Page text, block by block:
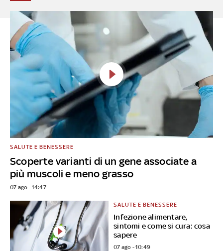
Scoperte varianti di un gene associate a
più muscoli e meno grasso
SALUTE E BENESSERE
07 ago - 14:47
Infezione alimentare,
sintomi e come si cura: cosa
sapere
SALUTE E BENESSERE
07 ago - 10:49